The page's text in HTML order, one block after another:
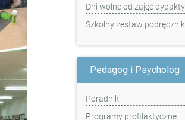
Dni wolne od zajęć
Szkolny zestaw
Pedagog i Psycholog
Poradnik
Programy profilaktyczne